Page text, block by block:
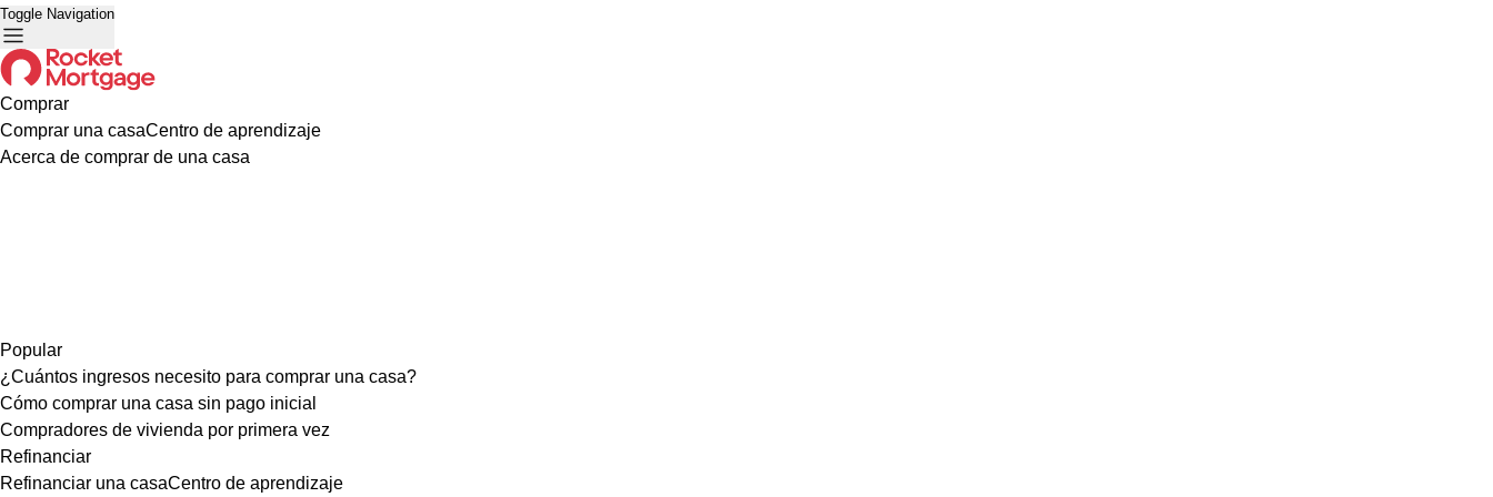
Toggle Navigation
Comprar
Comprar una casaCentro de aprendizaje
Acerca de comprar de una casa
Popular
¿Cuántos ingresos necesito para comprar una casa?
Cómo comprar una casa sin pago inicial
Compradores de vivienda por primera vez
Refinanciar
Refinanciar una casaCentro de aprendizaje